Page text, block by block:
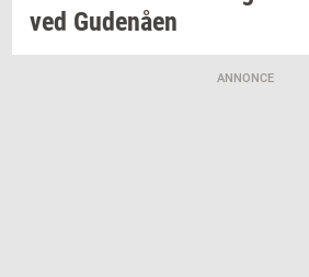
ved Gu­denå­en
ANNONCE